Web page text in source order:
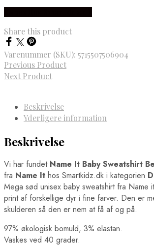
Share this product
Varenummer (SKU): 5715507506904
Previous Product
Next Product
Beskrivelse
Yderligere information
Beskrivelse
Vi har fundet Name It Baby Sweatshirt
fra Name It hos Smartkidz.dk i kategorien
Mega sød unisex baby sweatshirt fra Name
print af forskellige dyr i fine farver. Den er
skulderen så den er nem at få af og på.
97% økologisk bomuld, 3% elastan.
Vaskes ved 40 grader.